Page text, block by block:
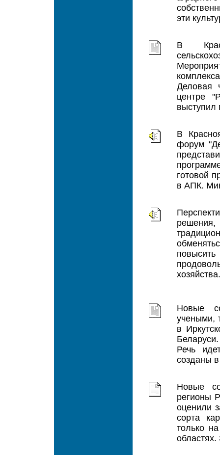
эти
В
Деловая
центре
выступил
В
форум
готовой
в АПК.
Новые
учеными,
в
Речь
созданы
Новые
регионы
оценили
сорта
только
областях.